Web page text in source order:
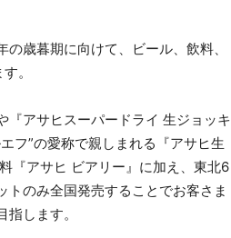
歳暮期に向けて、ビール、飲料、
。
アサヒスーパードライ 生ジョッキ
フ”の愛称で親しまれる『アサヒ生
『アサヒ ビアリー』に加え、東北6
のみ全国発売することでお客さま
します。